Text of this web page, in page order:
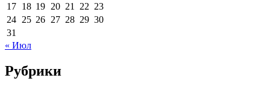
17 18 19 20 21 22 23
24 25 26 27 28 29 30
31
« Июл
Рубрики